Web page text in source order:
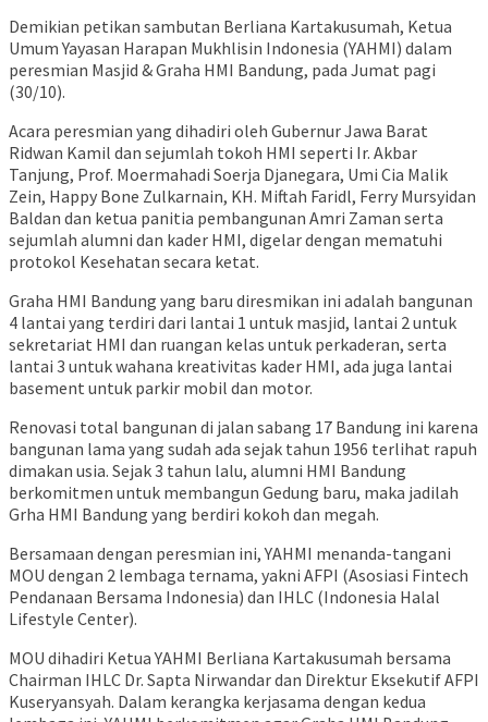
Demikian petikan sambutan Berliana Kartakusumah, Ketua
Umum Yayasan Harapan Mukhlisin Indonesia (YAHMI) dalam
peresmian Masjid & Graha HMI Bandung, pada Jumat pagi
(30/10).
Acara peresmian yang dihadiri oleh Gubernur Jawa Barat
Ridwan Kamil dan sejumlah tokoh HMI seperti Ir. Akbar
Tanjung, Prof. Moermahadi Soerja Djanegara, Umi Cia Malik
Zein, Happy Bone Zulkarnain, KH. Miftah Faridl, Ferry Mursyidan
Baldan dan ketua panitia pembangunan Amri Zaman serta
sejumlah alumni dan kader HMI, digelar dengan mematuhi
protokol Kesehatan secara ketat.
Graha HMI Bandung yang baru diresmikan ini adalah bangunan
4 lantai yang terdiri dari lantai 1 untuk masjid, lantai 2 untuk
sekretariat HMI dan ruangan kelas untuk perkaderan, serta
lantai 3 untuk wahana kreativitas kader HMI, ada juga lantai
basement untuk parkir mobil dan motor.
Renovasi total bangunan di jalan sabang 17 Bandung ini karena
bangunan lama yang sudah ada sejak tahun 1956 terlihat rapuh
dimakan usia. Sejak 3 tahun lalu, alumni HMI Bandung
berkomitmen untuk membangun Gedung baru, maka jadilah
Grha HMI Bandung yang berdiri kokoh dan megah.
Bersamaan dengan peresmian ini, YAHMI menanda-tangani
MOU dengan 2 lembaga ternama, yakni AFPI (Asosiasi Fintech
Pendanaan Bersama Indonesia) dan IHLC (Indonesia Halal
Lifestyle Center).
MOU dihadiri Ketua YAHMI Berliana Kartakusumah bersama
Chairman IHLC Dr. Sapta Nirwandar dan Direktur Eksekutif AFPI
Kuseryansyah. Dalam kerangka kerjasama dengan kedua